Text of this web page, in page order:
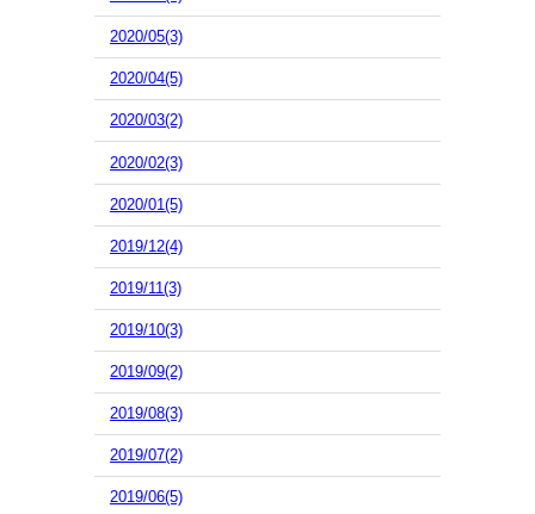
2020/05(3)
2020/04(5)
2020/03(2)
2020/02(3)
2020/01(5)
2019/12(4)
2019/11(3)
2019/10(3)
2019/09(2)
2019/08(3)
2019/07(2)
2019/06(5)